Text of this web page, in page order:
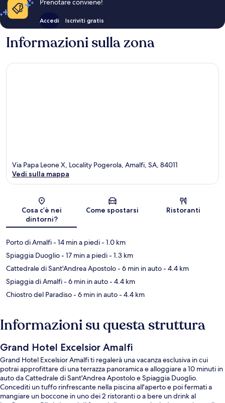
Prenotare conviene!
Accedi Iscriviti gratis
Informazioni sulla zona
Mappa
Via Papa Leone X, Locality Pogerola, Amalfi, SA, 84011
Vedi sulla mappa
Cosa c’è nei
dintorni?
Come spostarsi Ristoranti
Porto di Amalfi- 14 min a piedi- 1.0 km
Spiaggia Duoglio- 17 min a piedi- 1.3 km
Cattedrale di Sant'Andrea Apostolo- 6 min in auto- 4.4 km
Spiaggia di Amalfi- 6 min in auto- 4.4 km
Chiostro del Paradiso- 6 min in auto- 4.4 km
Informazioni su questa struttura
Grand Hotel Excelsior Amalfi
Grand Hotel Excelsior Amalfi ti regalerà una vacanza esclusiva in cui
potrai approfittare di una terrazza panoramica e alloggiare a 10 minuti in
auto da Cattedrale di Sant'Andrea Apostolo e Spiaggia Duoglio.
Concediti un tuffo rinfrescante nella piscina all'aperto e poi fermati a
mangiare un boccone in uno dei 2 ristoranti o a bere un drink al